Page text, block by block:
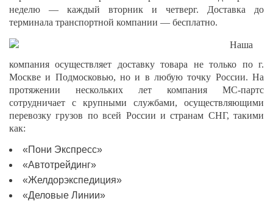
неделю — каждый вторник и четверг. Доставка до
терминала транспортной компании — бесплатно.
Наша
компания осуществляет доставку товара не только по г.
Москве и Подмосковью, но и в любую точку России. На
протяжении нескольких лет компания МС-партс
сотрудничает с крупными службами, осуществляющими
перевозку грузов по всей России и странам СНГ, такими
как:
«Пони Экспресс»
«Автотрейдинг»
«Желдорэкспедиция»
«Деловые Линии»